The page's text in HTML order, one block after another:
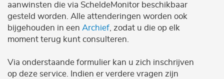
aanwinsten die via ScheldeMonitor beschikbaar
gesteld worden. Alle attenderingen worden ook
bijgehouden in een Archief , zodat u die op elk
moment terug kunt consulteren.
Via onderstaande formulier kan u zich inschrijven
op deze service. Indien er verdere vragen zijn